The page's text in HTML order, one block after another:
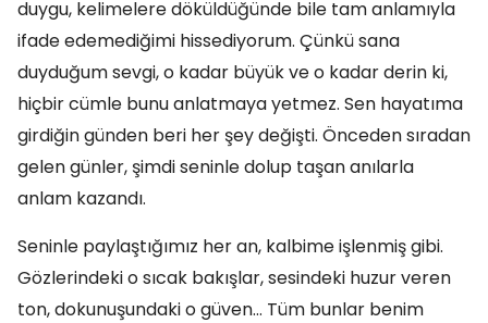
duygu, kelimelere döküldüğünde bile tam anlamıyla
ifade edemediğimi hissediyorum. Çünkü sana
duyduğum sevgi, o kadar büyük ve o kadar derin ki,
hiçbir cümle bunu anlatmaya yetmez. Sen hayatıma
girdiğin günden beri her şey değişti. Önceden sıradan
gelen günler, şimdi seninle dolup taşan anılarla
anlam kazandı.
Seninle paylaştığımız her an, kalbime işlenmiş gibi.
Gözlerindeki o sıcak bakışlar, sesindeki huzur veren
ton, dokunuşundaki o güven… Tüm bunlar benim